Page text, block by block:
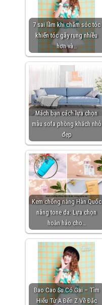
7 sai lầm khi chăm sóc tóc
khiến tóc gãy rụng nhiều
hơn và…
Mách bạn cách lựa chọn
mẫu sofa phòng khách nhỏ
đẹp
Kem chống nắng Hàn Quốc
nâng tone da: Lựa chọn
hoàn hảo cho…
Bao Cao Su Có Gai – Tìm
Hiểu Từ A Đến Z Về Đặc